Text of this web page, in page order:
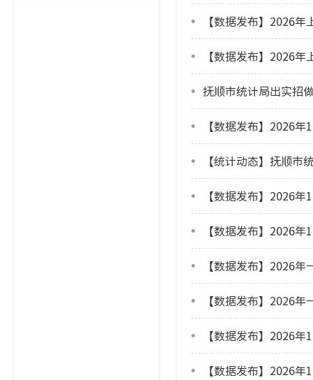
【数据发布】2026
【数据发布】2026
抚顺市统计局出实招
【数据发布】2026
【统计动态】抚顺
【数据发布】2026
【数据发布】2026
【数据发布】2026
【数据发布】2026
【数据发布】2026
【数据发布】2026